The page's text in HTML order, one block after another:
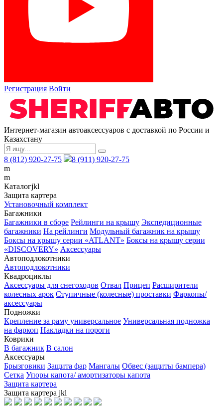
Регистрация Войти
Интернет-магазин автоаксессуаров с доставкой по России и
Казахстану
8 (812) 920-27-75
8 (911) 920-27-75
m
m
Каталогjkl
Защита картера
Установочный комплект
Багажники
Багажники в сборе Рейлинги на крышу Экспедиционные
багажники На рейлинги Модульный багажник на крышу
Боксы на крышу серии «ATLANT» Боксы на крышу серии
«DISCOVERY» Аксессуары
Автоподлокотники
Автоподлокотники
Квадроциклы
Аксессуары для снегоходов Отвал Прицеп Расширители
колесных арок Ступичные (колесные) проставки Фаркопы/
аксессуары
Подножки
Крепление за раму универсальное Универсальная подножка
на фаркоп Накладки на пороги
Коврики
В багажник В салон
Аксессуары
Брызговики Защита фар Мангалы Обвес (защиты бампера)
Сетка Упоры капота/ амортизаторы капота
Защита картера
Защита картера jkl